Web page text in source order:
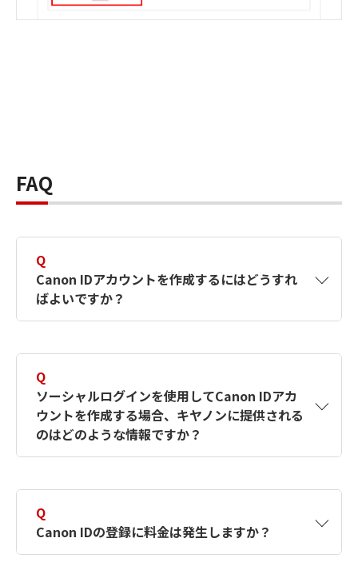
FAQ
Q
Canon IDアカウントを作成するにはどうすれ
ばよいですか？
す。詳しい作成方法は【カメラ】Canon IDとは
何ですか？Canon IDの作成方法は？をご確認く
ださい。
Q
ソーシャルログインを使用してCanon IDアカ
ウントを作成する場合、キヤノンに提供される
のはどのような情報ですか？
択したサービスから取得します。アカウントを
簡単に作成できるように、この情報を使用して
Canon IDの登録フォームを入力します。
Q
Canon IDの登録に料金は発生しますか？